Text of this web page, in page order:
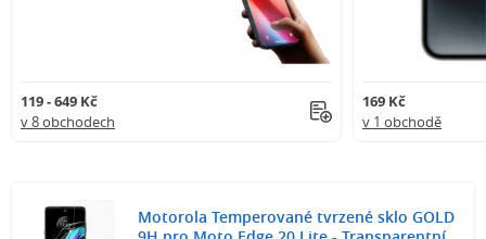
119 - 649 Kč
v 8 obchodech
169 Kč
v 1 obchodě
Motorola Temperované tvrzené sklo GOLD